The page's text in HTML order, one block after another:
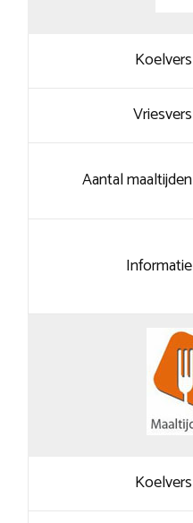
Koelvers
Vriesvers
Aantal maaltijden
Informatie
Koelvers